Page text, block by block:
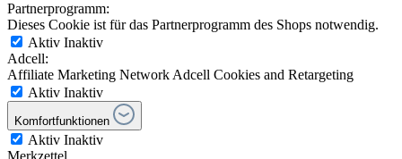
Partnerprogramm:
Dieses Cookie ist für das Partnerprogramm des Shops notwendig.
Aktiv Inaktiv
Adcell:
Affiliate Marketing Network Adcell Cookies and Retargeting
Aktiv Inaktiv
Komfortfunktionen
Aktiv Inaktiv